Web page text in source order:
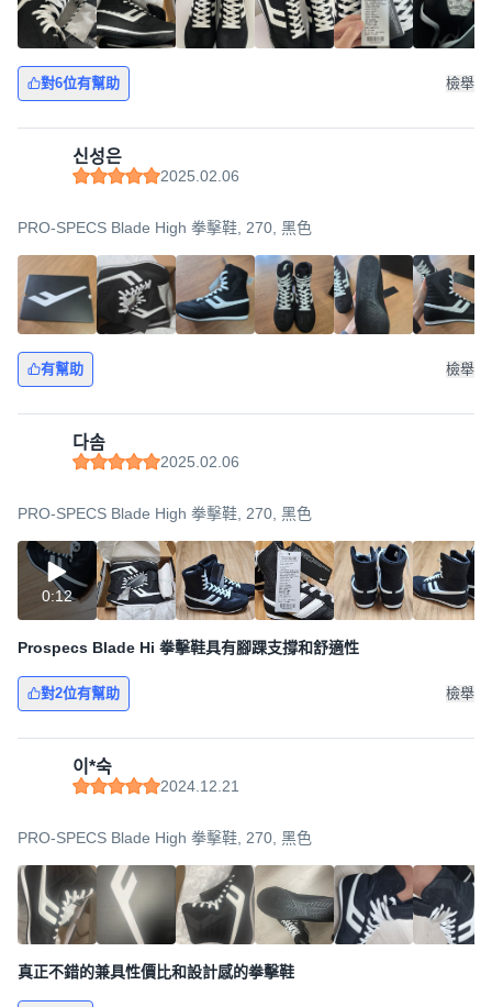
對6位有幫助 檢舉
신성은
2025.02.06
PRO-SPECS Blade High 拳擊鞋, 270, 黑色
有幫助 檢舉
다솜
2025.02.06
PRO-SPECS Blade High 拳擊鞋, 270, 黑色
0:12
Prospecs Blade Hi 拳擊鞋具有腳踝支撐和舒適性
對2位有幫助 檢舉
이*숙
2024.12.21
PRO-SPECS Blade High 拳擊鞋, 270, 黑色
真正不錯的兼具性價比和設計感的拳擊鞋